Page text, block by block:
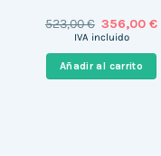
523,00€ El
precio
era:
523,00 €.
356,00€El
IVA incluido
Añadir al carrito